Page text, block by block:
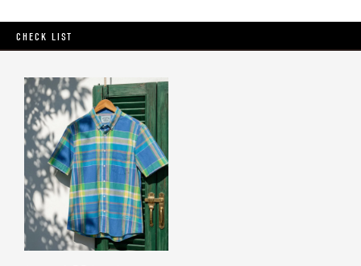
CHECK LIST